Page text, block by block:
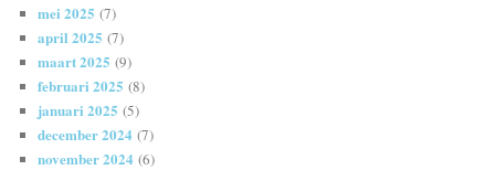
mei 2025 (7)
april 2025 (7)
maart 2025 (9)
februari 2025 (8)
januari 2025 (5)
december 2024 (7)
november 2024 (6)